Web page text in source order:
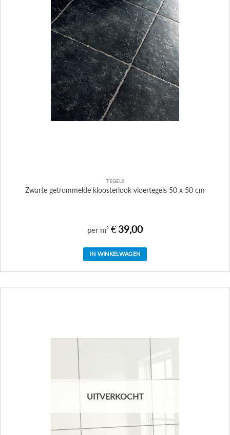
TEGELS
Zwarte getrommelde kloosterlook vloertegels 50 x 50 cm
per m² €39,00
IN WINKELWAGEN
UITVERKOCHT